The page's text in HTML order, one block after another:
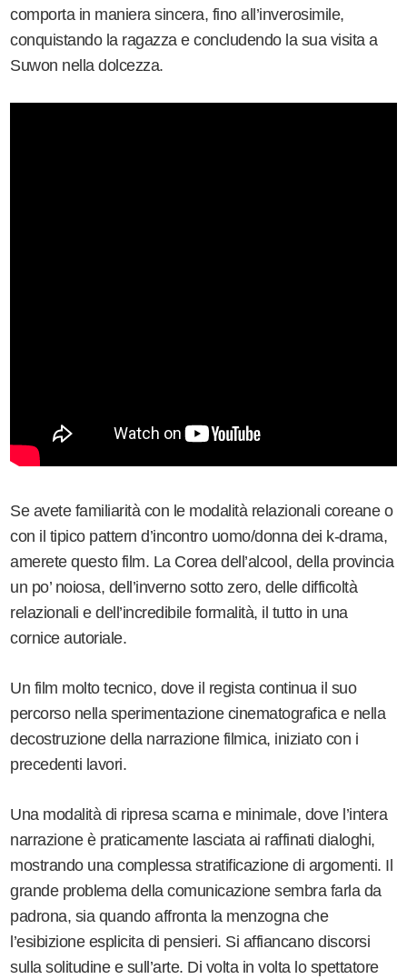
comporta in maniera sincera, fino all’inverosimile,
conquistando la ragazza e concludendo la sua visita a
Suwon nella dolcezza.
Se avete familiarità con le modalità relazionali coreane o
con il tipico pattern d’incontro uomo/donna dei k-drama,
amerete questo film. La Corea dell’alcool, della provincia
un po’ noiosa, dell’inverno sotto zero, delle difficoltà
relazionali e dell’incredibile formalità, il tutto in una
cornice autoriale.
Un film molto tecnico, dove il regista continua il suo
percorso nella sperimentazione cinematografica e nella
decostruzione della narrazione filmica, iniziato con i
precedenti lavori.
Una modalità di ripresa scarna e minimale, dove l’intera
narrazione è praticamente lasciata ai raffinati dialoghi,
mostrando una complessa stratificazione di argomenti. Il
grande problema della comunicazione sembra farla da
padrona, sia quando affronta la menzogna che
l’esibizione esplicita di pensieri. Si affiancano discorsi
sulla solitudine e sull’arte. Di volta in volta lo spettatore